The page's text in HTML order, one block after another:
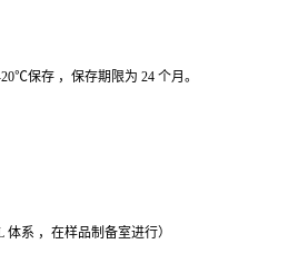
保存 ，保存期限为 24 个月。
体系 ，在样品制备室进行）